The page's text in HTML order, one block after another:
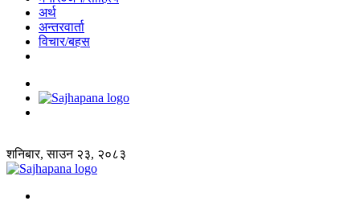
अर्थ
अन्तरवार्ता
विचार/बहस
शनिबार, साउन २३, २०८३